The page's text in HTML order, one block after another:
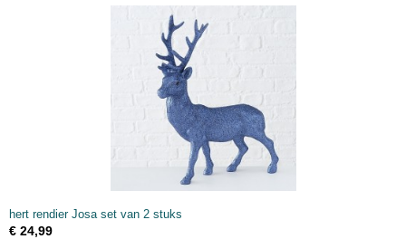
hert rendier Josa set van 2 stuks
€ 24,99